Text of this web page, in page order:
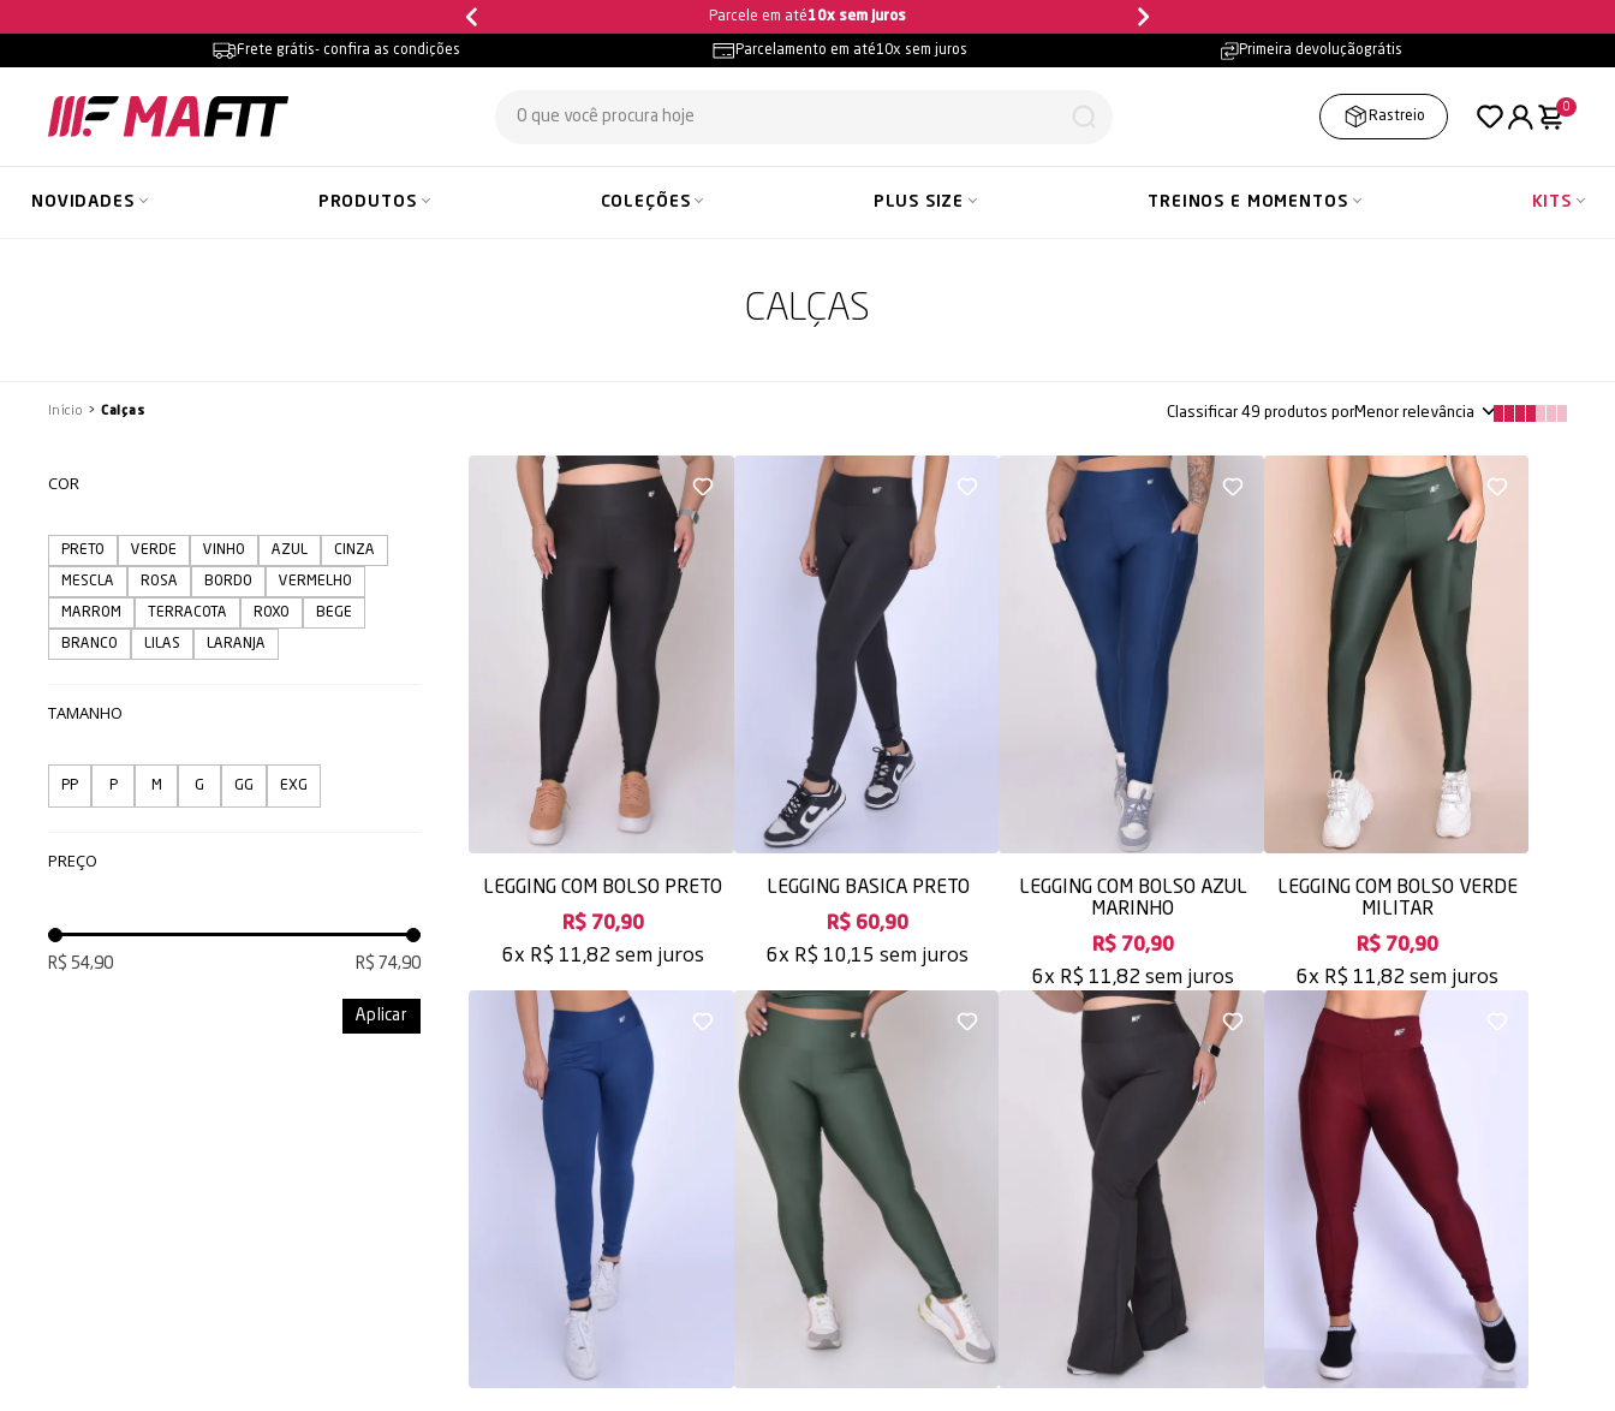
Frete grátis- consulte as condições
Frete grátis- confira as condições Parcelamento em até10x sem juros Primeira devoluçãográtis
Rastreio
0
NOVIDADES PRODUTOS COLEÇÕES PLUS SIZE TREINOS E MOMENTOS KITS
CALÇAS
Início Calças Classificar 49 produtos porMenor relevância
COR
PRETO VERDE VINHO AZUL CINZA
MESCLA ROSA BORDO VERMELHO
MARROM TERRACOTA ROXO BEGE
BRANCO LILAS LARANJA
TAMANHO
PP P M G GG EXG
PREÇO
R$ 54,90 R$ 74,90
Aplicar
LEGGING COM BOLSO PRETO
R$ 70,90
6x R$ 11,82 sem juros
LEGGING BASICA PRETO
R$ 60,90
6x R$ 10,15sem juros
LEGGING COM BOLSO AZUL
MARINHO
R$ 70,90
6x R$ 11,82 sem juros
LEGGING COM BOLSO VERDE
MILITAR
R$ 70,90
6x R$ 11,82sem juros